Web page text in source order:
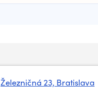
Železničná 23, Bratislava